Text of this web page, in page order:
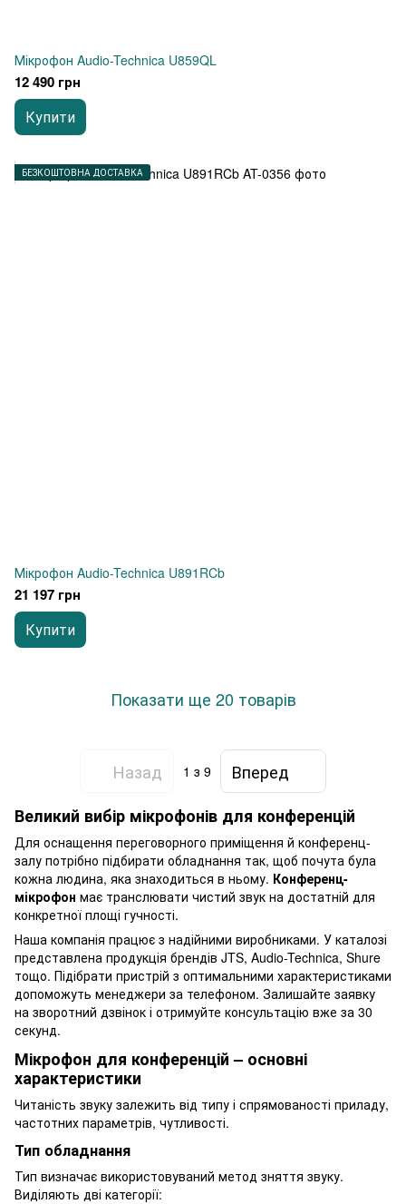
Мікрофон Audio-Technica U859QL
12 490 грн
Купити
БЕЗКОШТОВНА ДОСТАВКА
Мікрофон Audio-Technica U891RCb
21 197 грн
Купити
Показати ще 20 товарів
Назад 1 з 9
Вперед
Великий вибір мікрофонів для конференцій
Для оснащення переговорного приміщення й конференц-
залу потрібно підбирати обладнання так, щоб почута була
кожна людина, яка знаходиться в ньому. Конференц-
мікрофон має транслювати чистий звук на достатній для
конкретної площі гучності.
Наша компанія працює з надійними виробниками. У каталозі
представлена ​​продукція брендів JTS, Audio-Technica, Shure
тощо. Підібрати пристрій з оптимальними характеристиками
допоможуть менеджери за телефоном. Залишайте заявку
на зворотний дзвінок і отримуйте консультацію вже за 30
секунд.
Мікрофон для конференцій – основні
характеристики
Читаність звуку залежить від типу і спрямованості приладу,
частотних параметрів, чутливості.
Тип обладнання
Тип визначає використовуваний метод зняття звуку.
Виділяють дві категорії: